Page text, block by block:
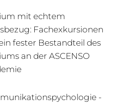
mit echtem
Fachexkursionen
fester Bestandteil des
an der ASCENSO
-